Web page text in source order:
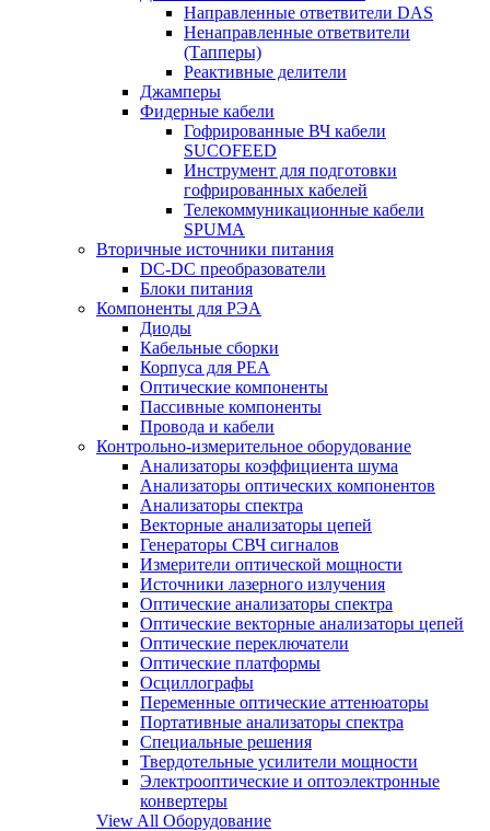
Направленные ответвители DAS
Ненаправленные ответвители
(Тапперы)
Реактивные делители
Джамперы
Фидерные кабели
Гофрированные ВЧ кабели
SUCOFEED
Инструмент для подготовки
гофрированных кабелей
Телекоммуникационные кабели
SPUMA
Вторичные источники питания
DC-DC преобразователи
Блоки питания
Компоненты для РЭА
Диоды
Кабельные сборки
Корпуса для РЕА
Оптические компоненты
Пассивные компоненты
Провода и кабели
Контрольно-измерительное оборудование
Анализаторы коэффициента шума
Анализаторы оптических компонентов
Анализаторы спектра
Векторные анализаторы цепей
Генераторы СВЧ сигналов
Измерители оптической мощности
Источники лазерного излучения
Оптические анализаторы спектра
Оптические векторные анализаторы цепей
Оптические переключатели
Оптические платформы
Осциллографы
Переменные оптические аттенюаторы
Портативные анализаторы спектра
Специальные решения
Твердотельные усилители мощности
Электрооптические и оптоэлектронные
конвертеры
View All Оборудование